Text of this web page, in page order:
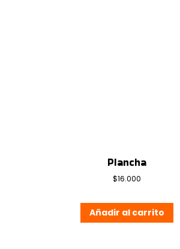
Plancha
$16.000
Añadir al carrito